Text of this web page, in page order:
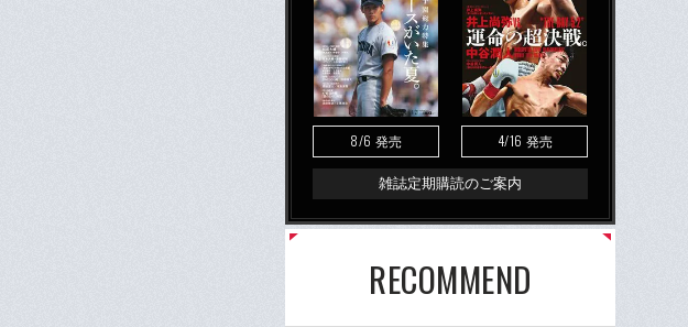
8/6 発売 4/16 発売
雑誌定期購読のご案内
RECOMMEND